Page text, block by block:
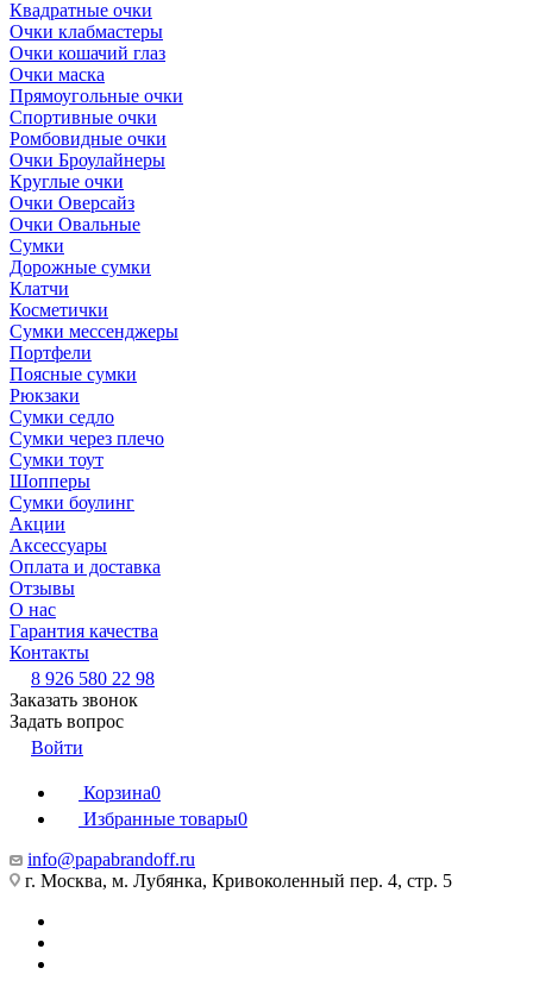
Квадратные очки
Очки клабмастеры
Очки кошачий глаз
Очки маска
Прямоугольные очки
Спортивные очки
Ромбовидные очки
Очки Броулайнеры
Круглые очки
Очки Оверсайз
Очки Овальные
Сумки
Дорожные сумки
Клатчи
Косметички
Сумки мессенджеры
Портфели
Поясные сумки
Рюкзаки
Сумки седло
Сумки через плечо
Сумки тоут
Шопперы
Сумки боулинг
Акции
Аксессуары
Оплата и доставка
Отзывы
О нас
Гарантия качества
Контакты
8 926 580 22 98
Заказать звонок
Задать вопрос
Войти
Корзина0
Избранные товары0
info@papabrandoff.ru
г. Москва, м. Лубянка, Кривоколенный пер. 4, стр. 5